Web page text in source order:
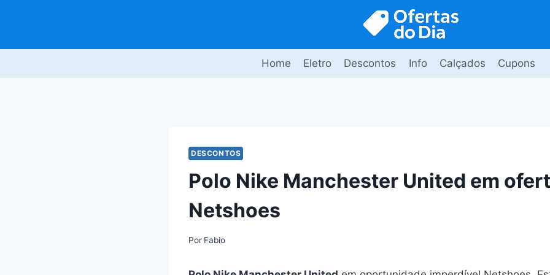
Home Eletro Descontos Info Calçados Cupons
DESCONTOS
Polo Nike Manchester United em
Netshoes
Por Fabio